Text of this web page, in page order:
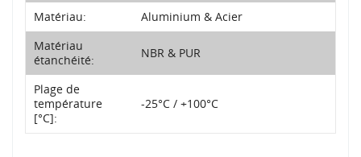
Matériau:
Aluminium & Acier
Matériau
étanchéité:
NBR & PUR
Plage de
température
[°C]:
-25°C / +100°C